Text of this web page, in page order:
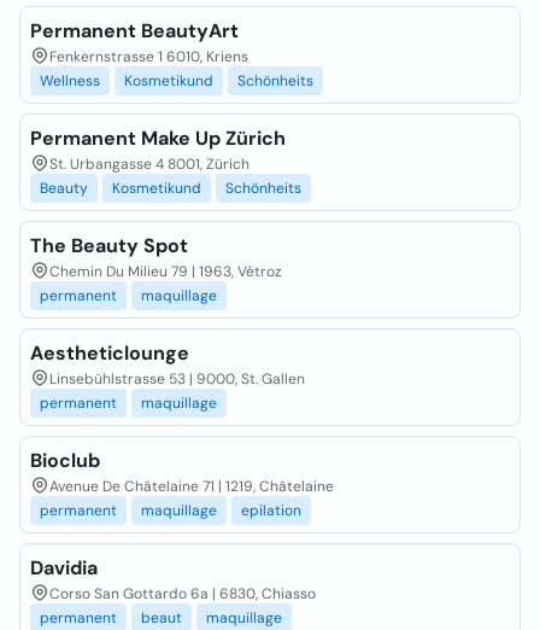
Permanent BeautyArt
Fenkernstrasse 1 6010, Kriens
Wellness
Kosmetikund Schönheits
Permanent Make Up Zürich
St. Urbangasse 4 8001, Zürich
Beauty
Kosmetikund Schönheits
The Beauty Spot
Chemin Du Milieu 79 | 1963, Vétroz
permanent
maquillage
Aestheticlounge
Linsebühlstrasse 53 | 9000, St. Gallen
permanent
maquillage
Bioclub
Avenue De Châtelaine 71 | 1219, Châtelaine
permanent
maquillage epilation
Davidia
Corso San Gottardo 6a | 6830, Chiasso
permanent
beaut maquillage